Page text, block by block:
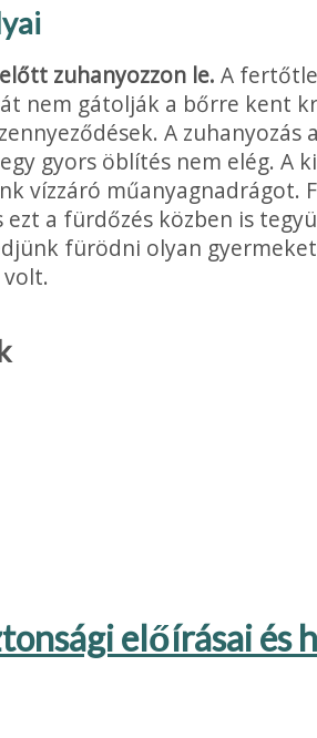
zuhanyozzon le. A
nem gátolják a bőrre kent
A zuhanyozás
gyors öblítés nem elég. A
víz­záró műanyagnadrágot.
ezt a fürdőzés közben is
fürödni olyan
előírásai és